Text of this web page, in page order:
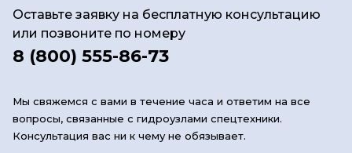
Оставьте заявку на бесплатную консультацию
или позвоните по номеру
8 (800) 555-86-73
Мы свяжемся с вами в течение часа и ответим на все
вопросы, связанные с гидроузлами спецтехники.
Консультация вас ни к чему не обязывает.